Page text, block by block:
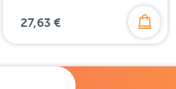
27,63 €